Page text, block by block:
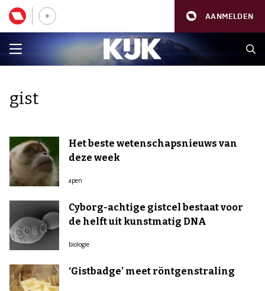
AANMELDEN
gist
Het beste wetenschapsnieuws van
deze week
apen
Cyborg-achtige gistcel bestaat voor
de helft uit kunstmatig DNA
biologie
‘Gistbadge’ meet röntgenstraling